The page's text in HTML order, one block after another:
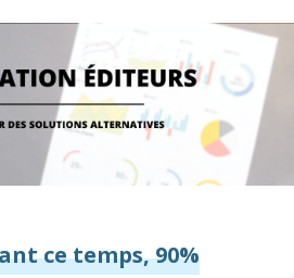
ce temps, 90%